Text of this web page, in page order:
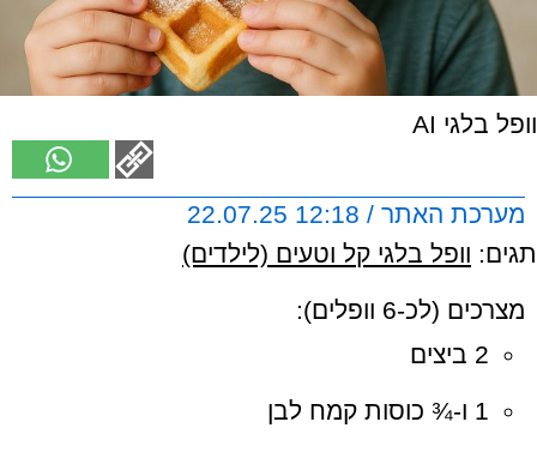
וופל בלגי AI
מערכת האתר / 12:18 22.07.25
תגים: וופל בלגי קל וטעים (לילדים)
מצרכים (לכ-6 וופלים):
2 ביצים
1 ו-¾ כוסות קמח לבן